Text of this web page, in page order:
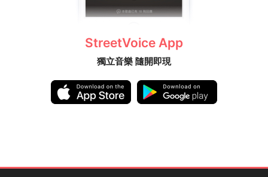
StreetVoice App
獨立音樂 隨開即現